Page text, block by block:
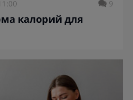
9
калорий для